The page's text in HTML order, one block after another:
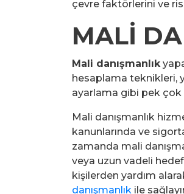
çevre faktörlerini ve
MALİ
Mali danışmanlık
hesaplama teknikleri,
ayarlama gibi pek çok
Mali danışmanlık
kanunlarında ve
zamanda mali
veya uzun vadeli
kişilerden yardım
danışmanlık ile